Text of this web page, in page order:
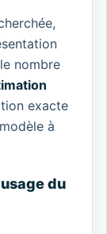
nombre
exacte
à
du